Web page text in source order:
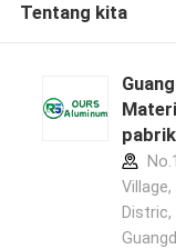
Tentang kita
Distric,